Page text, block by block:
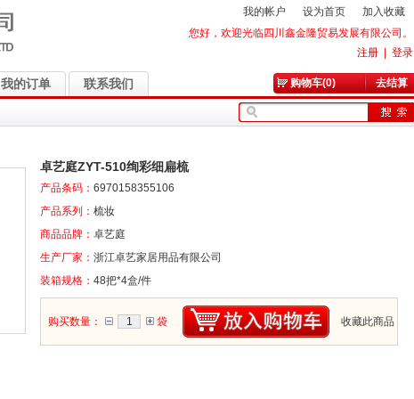
我的帐户 设为首页
加入收藏
您好，欢迎光临四川鑫金隆贸易发展有限公司。
注册
登录
我的订单 联系我们 购物车(0) 去结算
卓艺庭ZYT-510绚彩细扁梳
产品条码： 6970158355106
产品系列： 梳妆
商品品牌： 卓艺庭
生产厂家： 浙江卓艺家居用品有限公司
装箱规格： 48把*4盒/件
购买数量： 袋 收藏此商品